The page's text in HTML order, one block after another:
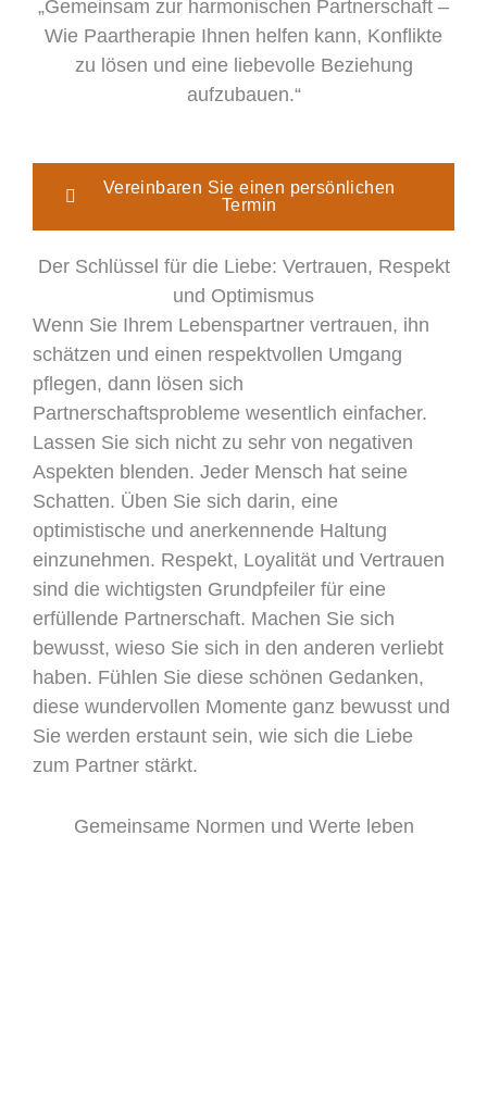
„Gemeinsam zur harmonischen Partnerschaft –
Wie Paartherapie Ihnen helfen kann, Konflikte
zu lösen und eine liebevolle Beziehung
aufzubauen.“
Vereinbaren Sie einen persönlichen
Termin
Der Schlüssel für die Liebe: Vertrauen, Respekt
und Optimismus
Wenn Sie Ihrem Lebenspartner vertrauen, ihn
schätzen und einen respektvollen Umgang
pflegen, dann lösen sich
Partnerschaftsprobleme wesentlich einfacher.
Lassen Sie sich nicht zu sehr von negativen
Aspekten blenden. Jeder Mensch hat seine
Schatten. Üben Sie sich darin, eine
optimistische und anerkennende Haltung
einzunehmen. Respekt, Loyalität und Vertrauen
sind die wichtigsten Grundpfeiler für eine
erfüllende Partnerschaft. Machen Sie sich
bewusst, wieso Sie sich in den anderen verliebt
haben. Fühlen Sie diese schönen Gedanken,
diese wundervollen Momente ganz bewusst und
Sie werden erstaunt sein, wie sich die Liebe
zum Partner stärkt.
Gemeinsame Normen und Werte leben